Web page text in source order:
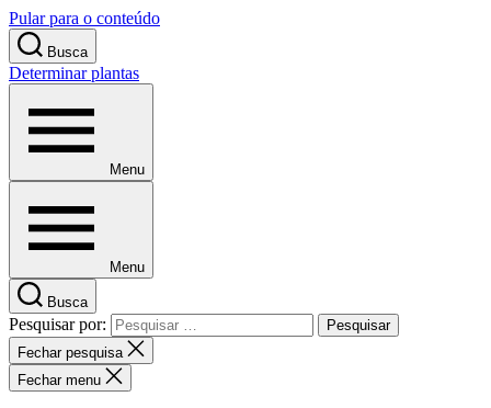
Pular para o conteúdo
Busca
Determinar plantas
Menu
Menu
Busca
Pesquisar por:
Fechar pesquisa
Fechar menu